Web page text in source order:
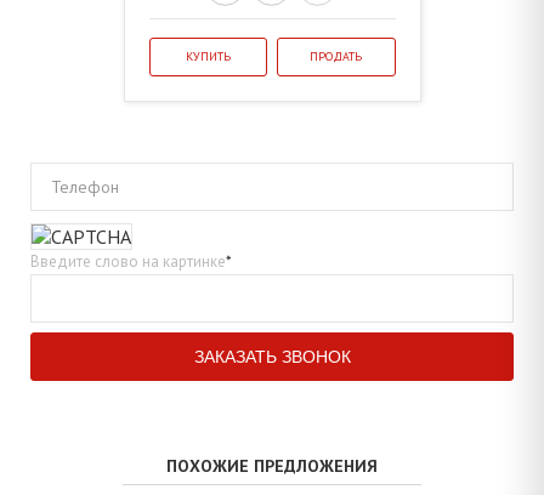
КУПИТЬ ПРОДАТЬ
Телефон
Введите слово на картинке*
ПОХОЖИЕ ПРЕДЛОЖЕНИЯ